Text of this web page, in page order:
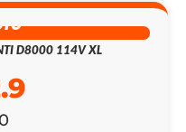
D8000 114V XL